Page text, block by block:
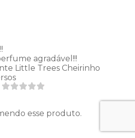
agradável!!!
Little Trees Cheirinho
esse produto.